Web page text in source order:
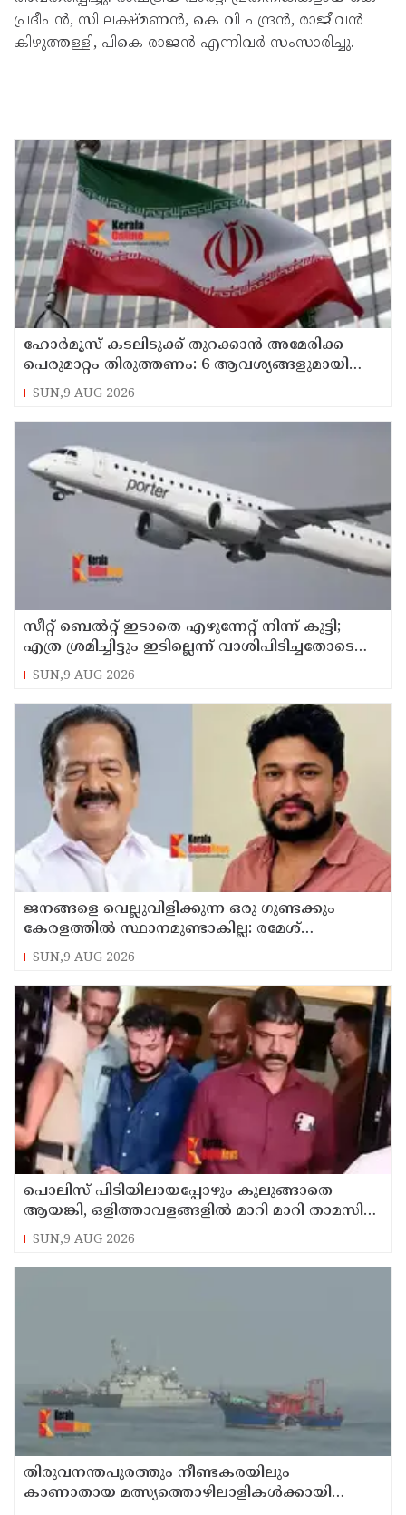
പ്രദീപൻ, സി ലക്ഷ്മണൻ, കെ വി ചന്ദ്രൻ, രാജീവൻ
കിഴുത്തള്ളി, പികെ രാജൻ എന്നിവർ സംസാരിച്ചു.
ഹോര്‍മൂസ് കടലിടുക്ക് തുറക്കാന്‍ അമേരിക്ക
പെരുമാറ്റം തിരുത്തണം: 6 ആവശ്യങ്ങളുമായി
ഇറാന്‍ ദേശീയ സുരക്ഷാ കൗണ്‍സില്‍
SUN,9 AUG 2026
സീറ്റ് ബെല്‍റ്റ് ഇടാതെ എഴുന്നേറ്റ് നിന്ന് കുട്ടി;
എത്ര ശ്രമിച്ചിട്ടും ഇടില്ലെന്ന് വാശിപിടിച്ചതോടെ
വിമാനം റദ്ദാക്കി
SUN,9 AUG 2026
ജനങ്ങളെ വെല്ലുവിളിക്കുന്ന ഒരു ഗുണ്ടക്കും
കേരളത്തില്‍ സ്ഥാനമുണ്ടാകില്ല: രമേശ്
ചെന്നിത്തല
SUN,9 AUG 2026
പൊലിസ് പിടിയിലായപ്പോഴും കുലുങ്ങാതെ
ആയങ്കി, ഒളിത്താവളങ്ങളില്‍ മാറി മാറി താമസിച്ച്
കണ്ണൂരിലെ ക്വട്ടേഷന്‍ നേതാവ്
SUN,9 AUG 2026
തിരുവനന്തപുരത്തും നീണ്ടകരയിലും
കാണാതായ മത്സ്യത്തൊഴിലാളികള്‍ക്കായി